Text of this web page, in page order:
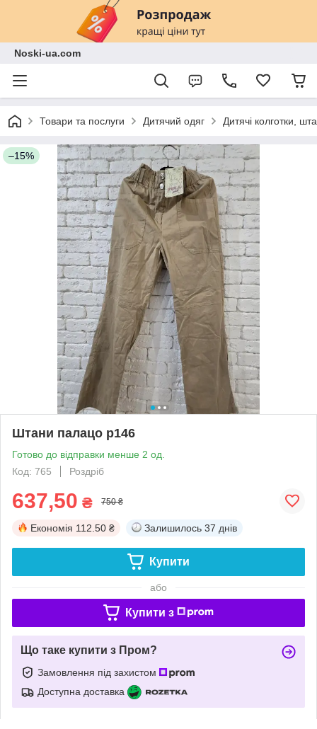
Noski-ua.com
Товари та послуги Дитячий одяг Дитячі колготки,
–15%
Штани палацо р146
Готово до відправки менше 2 од.
Код: 765
Роздріб
637,50 ₴ 750 ₴
Економія 112.50 ₴ Залишилось 37 днів
Купити
або
Купити з
Що таке купити з Пром?
Замовлення під захистом
Доступна доставка